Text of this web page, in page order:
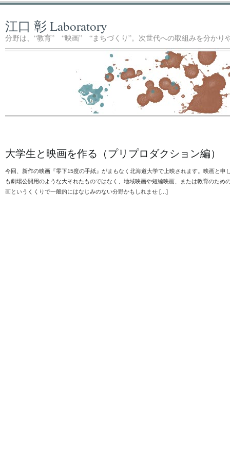
江口 彰 Laboratory
分野は、“教育” “映画” “まちづくり”。次世代への取組みを分かり
大学生と映画を作る（プリプロダクション編）
今回、新作の映画『零下15度の手紙』がまもなく北海道大学で上映されます。映画と申
も劇場公開用のような大それたものではなく、地域映画や短編映画、または教育のため
画というくくりで一般的にはなじみのない分野かもしれませ […]